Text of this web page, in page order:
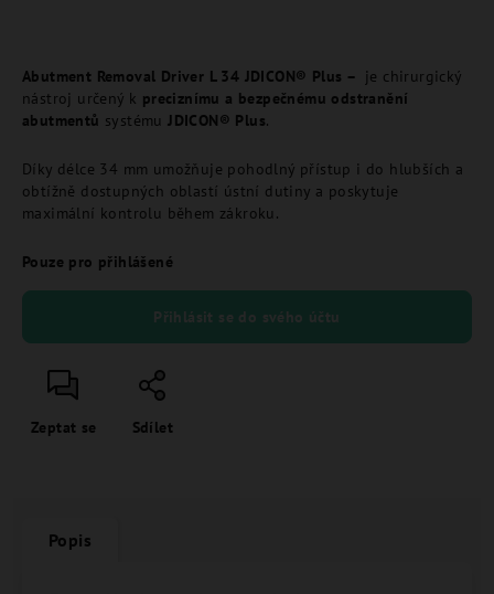
Abutment Removal Driver L 34 JDICON® Plus – je chirurgický
nástroj určený k preciznímu a bezpečnému odstranění
abutmentů systémuJDICON® Plus.
Díky délce 34 mm umožňuje pohodlný přístup i do hlubších a
obtížně dostupných oblastí ústní dutiny a poskytuje
maximální kontrolu během zákroku.
Pouze pro přihlášené
Přihlásit se do svého účtu
Zeptat se Sdílet
Popis